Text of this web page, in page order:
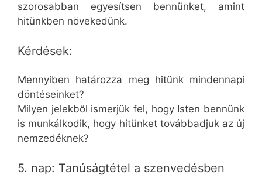
szorosabban egyesítsen bennünket, amint
hitünkben növekedünk.
Kérdések:
Mennyiben határozza meg hitünk mindennapi
döntéseinket?
Milyen jelekből ismerjük fel, hogy Isten bennünk
is munkálkodik, hogy hitünket továbbadjuk az új
nemzedéknek?
5. nap: Tanúságtétel a szenvedésben